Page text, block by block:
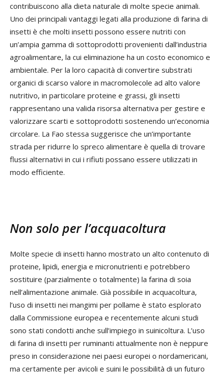
contribuiscono alla dieta naturale di molte specie animali.
Uno dei principali vantaggi legati alla produzione di farina di
insetti è che molti insetti possono essere nutriti con
un’ampia gamma di sottoprodotti provenienti dall’industria
agroalimentare, la cui eliminazione ha un costo economico e
ambientale. Per la loro capacità di convertire substrati
organici di scarso valore in macromolecole ad alto valore
nutritivo, in particolare proteine e grassi, gli insetti
rappresentano una valida risorsa alternativa per gestire e
valorizzare scarti e sottoprodotti sostenendo un’economia
circolare. La Fao stessa suggerisce che un’importante
strada per ridurre lo spreco alimentare è quella di trovare
flussi alternativi in cui i rifiuti possano essere utilizzati in
modo efficiente.
Non solo per l’acquacoltura
Molte specie di insetti hanno mostrato un alto contenuto di
proteine, lipidi, energia e micronutrienti e potrebbero
sostituire (parzialmente o totalmente) la farina di soia
nell’alimentazione animale. Già possibile in acquacoltura,
l’uso di insetti nei mangimi per pollame è stato esplorato
dalla Commissione europea e recentemente alcuni studi
sono stati condotti anche sull’impiego in suinicoltura. L’uso
di farina di insetti per ruminanti attualmente non è neppure
preso in considerazione nei paesi europei o nordamericani,
ma certamente per avicoli e suini le possibilità di un futuro